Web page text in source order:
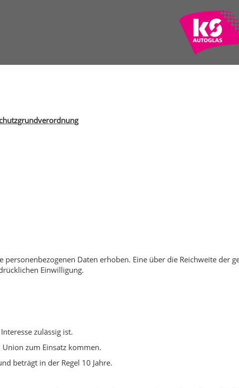
Daten erhoben. Eine über die Reichweite der
Einwilligung.
zulässig ist.
zum Einsatz kommen.
beträgt in der Regel 10 Jahre.